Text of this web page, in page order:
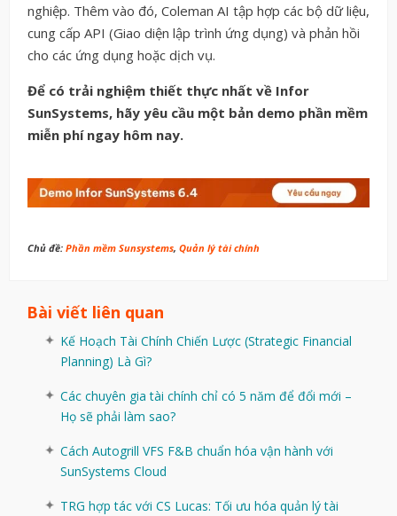
nghiệp. Thêm vào đó, Coleman AI tập hợp các bộ dữ liệu,
cung cấp API (Giao diện lập trình ứng dụng) và phản hồi
cho các ứng dụng hoặc dịch vụ.
Để có trải nghiệm thiết thực nhất về Infor
SunSystems, hãy yêu cầu một bản demo phần mềm
miễn phí ngay hôm nay.
Chủ đề: Phần mềm Sunsystems, Quản lý tài chính
Bài viết liên quan
Kế Hoạch Tài Chính Chiến Lược (Strategic Financial
Planning) Là Gì?
Các chuyên gia tài chính chỉ có 5 năm để đổi mới –
Họ sẽ phải làm sao?
Cách Autogrill VFS F&B chuẩn hóa vận hành với
SunSystems Cloud
TRG hợp tác với CS Lucas: Tối ưu hóa quản lý tài